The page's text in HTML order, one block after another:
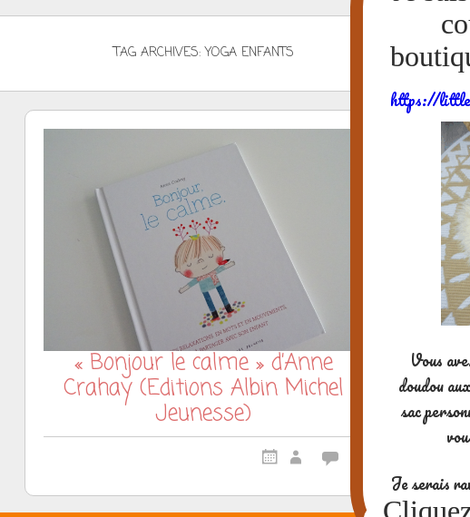
TAG ARCHIVES: YOGA ENFANTS
« Bonjour le calme » d’Anne
Crahay (Editions Albin Michel
Jeunesse)
https://
Vous
doudou
sac
Je serais